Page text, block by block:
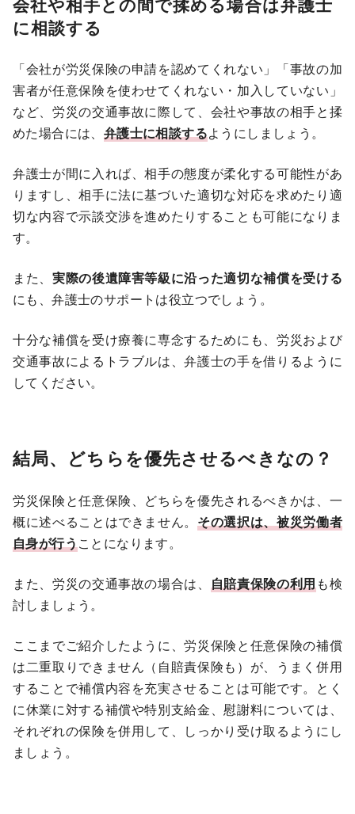
に相談する
「会社が労災保険の申請を認めてくれない」「事故の加
害者が任意保険を使わせてくれない・加入していない」
など、労災の交通事故に際して、会社や事故の相手と揉
めた場合には、 弁護士に相談するようにしましょう。
弁護士が間に入れば、相手の態度が柔化する可能性があ
りますし、相手に法に基づいた適切な対応を求めたり適
切な内容で示談交渉を進めたりすることも可能になりま
す。
また、 実際の後遺障害等級に沿った適切な補償を受ける
にも、弁護士のサポートは役立つでしょう。
十分な補償を受け療養に専念するためにも、労災および
交通事故によるトラブルは、弁護士の手を借りるように
してください。
結局、どちらを優先させるべきなの？
労災保険と任意保険、どちらを優先されるべきかは、一
概に述べることはできません。その選択は、被災労働者
自身が行うことになります。
また、労災の交通事故の場合は、 自賠責保険の利用も検
討しましょう。
ここまでご紹介したように、労災保険と任意保険の補償
は二重取りできません（自賠責保険も）が、うまく併用
することで補償内容を充実させることは可能です。とく
に休業に対する補償や特別支給金、慰謝料については、
それぞれの保険を併用して、しっかり受け取るようにし
ましょう。